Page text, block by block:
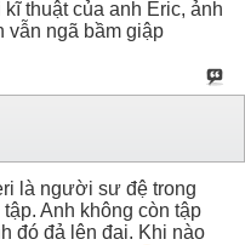
thuật của anh Eric, ảnh
vẫn ngã bầm giập
là người sư đệ trong
Anh không còn tập
đó đả lên đai. Khi nào